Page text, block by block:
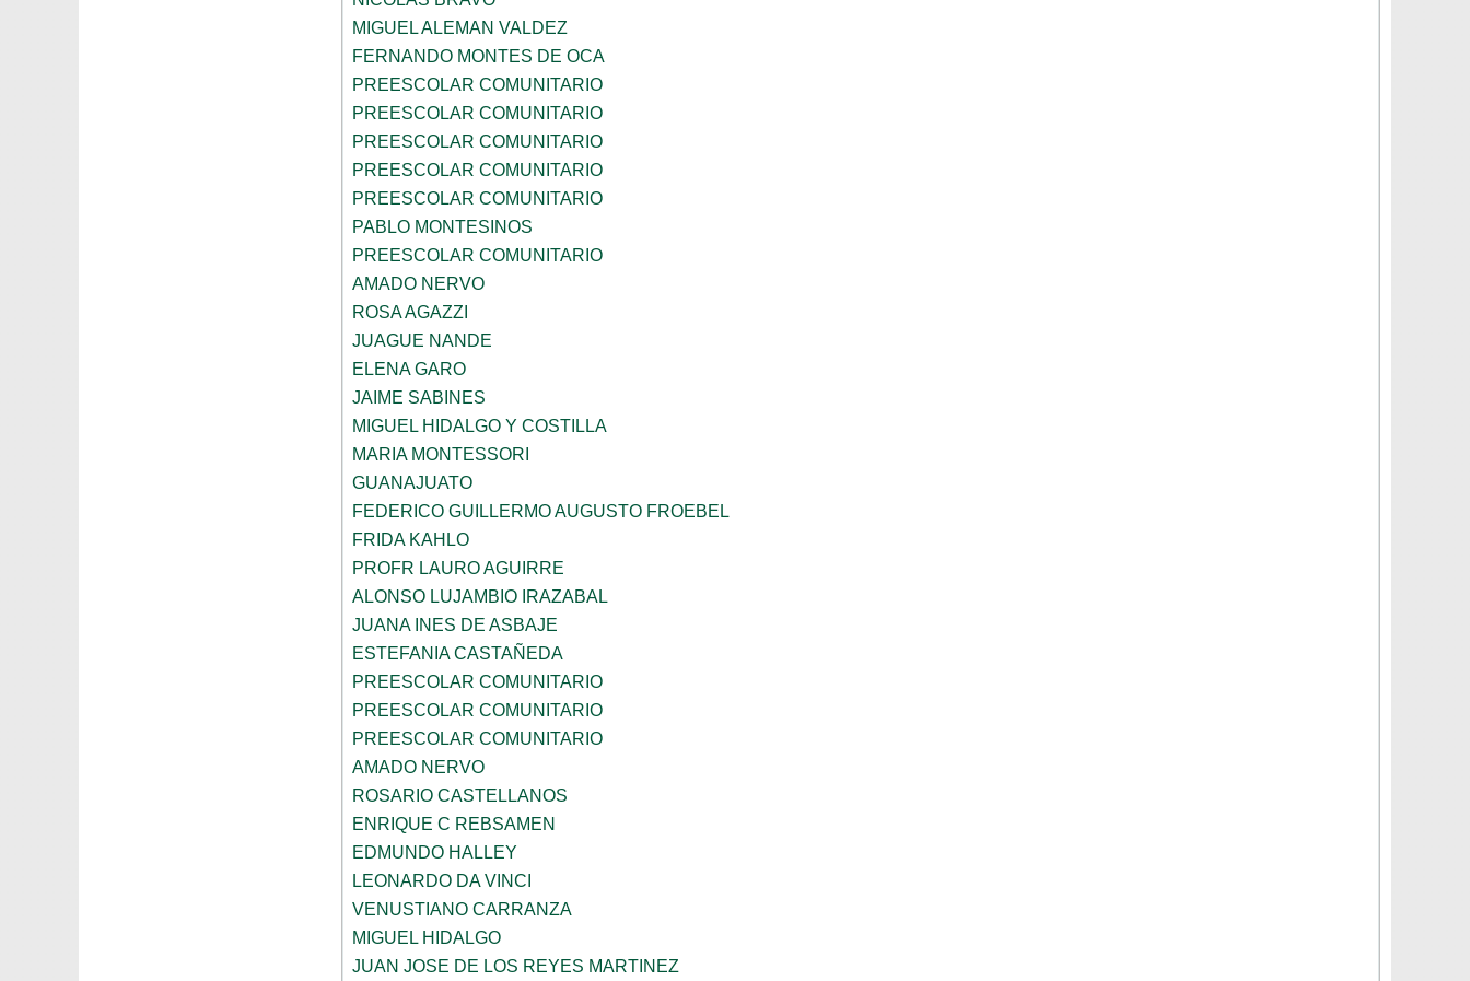
MIGUEL ALEMAN VALDEZ
FERNANDO MONTES DE OCA
PREESCOLAR COMUNITARIO
PREESCOLAR COMUNITARIO
PREESCOLAR COMUNITARIO
PREESCOLAR COMUNITARIO
PREESCOLAR COMUNITARIO
PABLO MONTESINOS
PREESCOLAR COMUNITARIO
AMADO NERVO
ROSA AGAZZI
JUAGUE NANDE
ELENA GARO
JAIME SABINES
MIGUEL HIDALGO Y COSTILLA
MARIA MONTESSORI
GUANAJUATO
FEDERICO GUILLERMO AUGUSTO FROEBEL
FRIDA KAHLO
PROFR LAURO AGUIRRE
ALONSO LUJAMBIO IRAZABAL
JUANA INES DE ASBAJE
ESTEFANIA CASTAÑEDA
PREESCOLAR COMUNITARIO
PREESCOLAR COMUNITARIO
PREESCOLAR COMUNITARIO
AMADO NERVO
ROSARIO CASTELLANOS
ENRIQUE C REBSAMEN
EDMUNDO HALLEY
LEONARDO DA VINCI
VENUSTIANO CARRANZA
MIGUEL HIDALGO
JUAN JOSE DE LOS REYES MARTINEZ